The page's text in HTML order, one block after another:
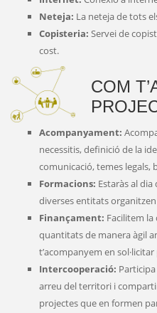
Neteja: La neteja de tots
Copisteria: Servei de
cost.
COM
Acompanyament:
necessitis, definició de la
comunicació, temes legals,
Formacions: Estaràs al
diverses entitats
Finançament: Facilitem
quantitats de manera àgil
t’acompanyem en
Intercooperació:
arreu del territori i
projectes que en formen